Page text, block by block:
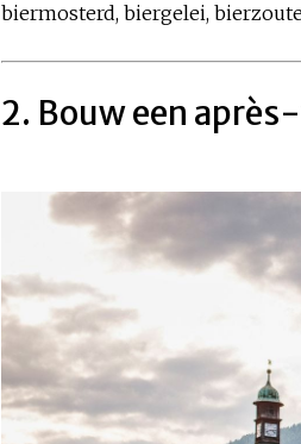
biermosterd, biergelei,
2. Bouw een